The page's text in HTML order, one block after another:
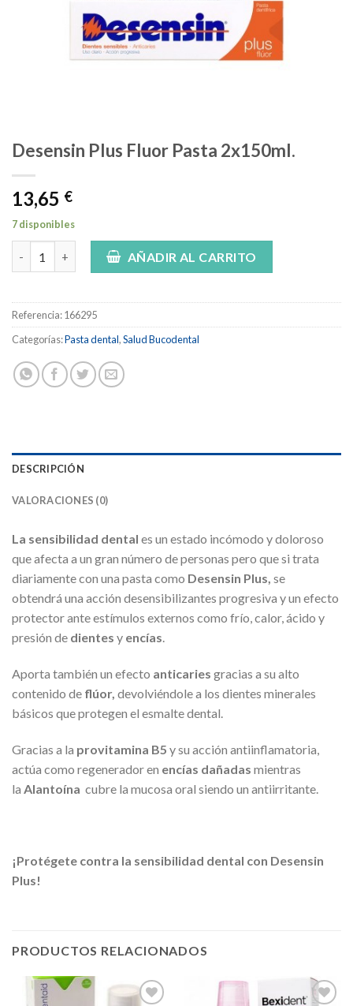
Desensin Plus Fluor Pasta 2x150ml.
13,65 €
7 disponibles
Desensin Plus Fluor Pasta 2x150ml. cantidad
AÑADIR AL CARRITO
Referencia:166295
Categorías:Pasta dental,Salud Bucodental
DESCRIPCIÓN
VALORACIONES (0)
La sensibilidad dental es un estado incómodo y doloroso
que afecta a un gran número de personas pero que si trata
diariamente con una pasta como Desensin Plus, se
obtendrá una acción desensibilizantes progresiva y un efecto
protector ante estímulos externos como frío, calor, ácido y
presión de dientes y encías.
Aporta también un efecto anticaries gracias a su alto
contenido de flúor, devolviéndole a los dientes minerales
básicos que protegen el esmalte dental.
Gracias a la provitamina B5 y su acción antiinflamatoria,
actúa como regenerador en encías dañadas mientras
la Alantoína cubre la mucosa oral siendo un antiirritante.
¡Protégete contra la sensibilidad dental con Desensin
Plus!
PRODUCTOS RELACIONADOS